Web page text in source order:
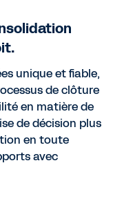
unique et fiable,
de clôture
en matière de
de décision plus
en toute
avec